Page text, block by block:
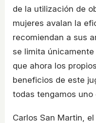
de la utilización de
mujeres avalan la
recomiendan a sus
se limita
que ahora los
beneficios de este
todas tengamos uno
Carlos San Martin,